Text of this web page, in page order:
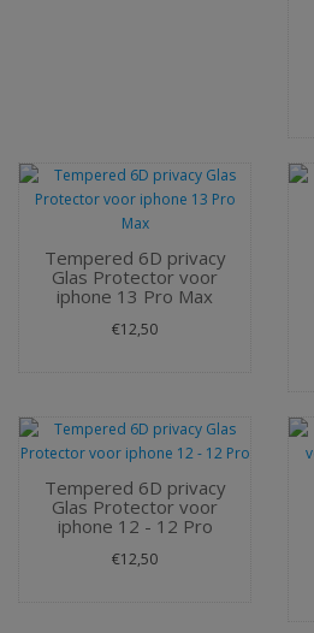
Tempered 6D privacy
Glas Protector voor
iphone 13 Pro Max
€12,50
Tempered 6D privacy
Glas Protector voor
iphone 12 - 12 Pro
€12,50